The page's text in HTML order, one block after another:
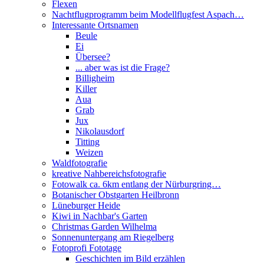
Flexen
Nachtflugprogramm beim Modellflugfest Aspach…
Interessante Ortsnamen
Beule
Ei
Übersee?
... aber was ist die Frage?
Billigheim
Killer
Aua
Grab
Jux
Nikolausdorf
Titting
Weizen
Waldfotografie
kreative Nahbereichsfotografie
Fotowalk ca. 6km entlang der Nürburgring…
Botanischer Obstgarten Heilbronn
Lüneburger Heide
Kiwi in Nachbar's Garten
Christmas Garden Wilhelma
Sonnenuntergang am Riegelberg
Fotoprofi Fototage
Geschichten im Bild erzählen